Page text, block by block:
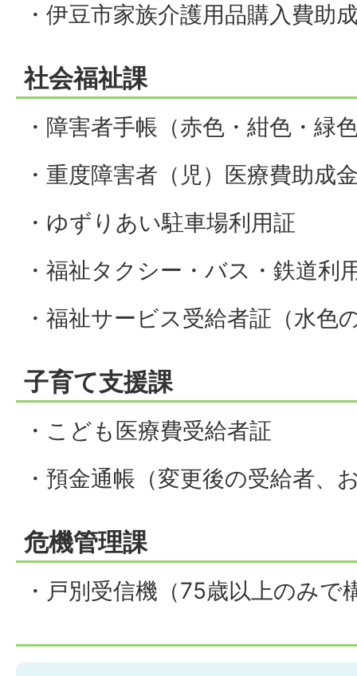
・伊豆市家族介護用品購入費助
社会福祉課
・障害者手帳（赤色・紺色・緑
・重度障害者（児）医療費助成
・ゆずりあい駐車場利用証
・福祉タクシー・バス・鉄道利
・福祉サービス受給者証（水色
子育て支援課
・こども医療費受給者証
・預金通帳（変更後の受給者、
危機管理課
・戸別受信機（75歳以上のみで